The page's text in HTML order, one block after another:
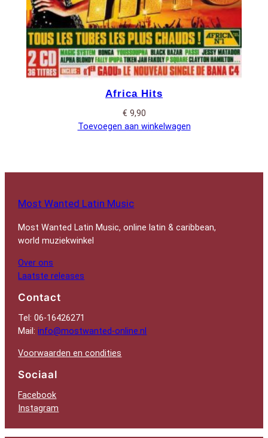
Africa Hits
€ 9,90
Toevoegen aan winkelwagen
Most Wanted Latin Music
Most Wanted Latin Music, online latin & caribbean,
world muziekwinkel
Over ons
Laatste releases
Contact
Tel: 06-16426271
Mail:info@mostwanted-online.nl
Voorwaarden en condities
Sociaal
Facebook
Instagram